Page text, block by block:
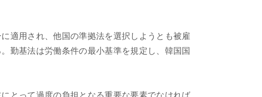
適用され、他国の準拠法を選択しようとも被雇
勤基法は労働条件の最小基準を規定し、韓国国